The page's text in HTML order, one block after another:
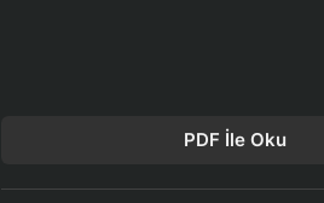
PDF İle Oku